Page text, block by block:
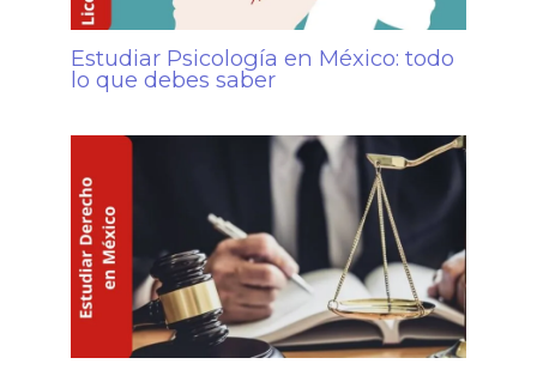
Estudiar Psicología en México: todo
lo que debes saber